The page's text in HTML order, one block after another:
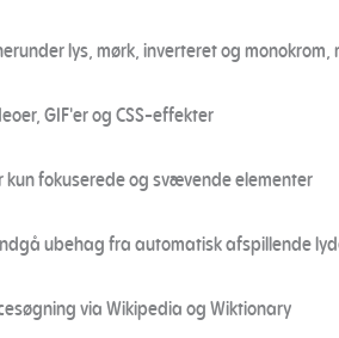
lys, mørk, inverteret og
GIF'er og CSS-effekter
fokuserede og svævende elementer
ubehag fra automatisk afspillende
via Wikipedia og Wiktionary